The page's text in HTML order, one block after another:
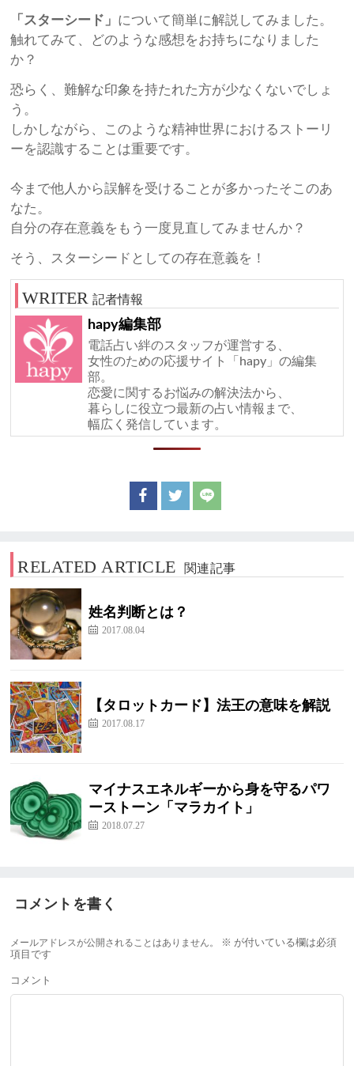
「スターシード」 について簡単に解説してみました。
触れてみて、どのような感想をお持ちになりました
か？
恐らく、難解な印象を持たれた方が少なくないでしょ
う。
しかしながら、このような精神世界におけるストーリ
ーを認識することは重要です。
今まで他人から誤解を受けることが多かったそこのあ
なた。
自分の存在意義をもう一度見直してみませんか？
そう、スターシードとしての存在意義を！
記者情報
hapy編集部
電話占い絆のスタッフが運営する、
女性のための応援サイト「hapy」の編集
部。
恋愛に関するお悩みの解決法から、
暮らしに役立つ最新の占い情報まで、
幅広く発信しています。
RELATED ARTICLE 関連記事
姓名判断とは？
2017.08.04
【タロットカード】法王の意味を解説
2017.08.17
マイナスエネルギーから身を守るパワ
ーストーン「マラカイト」
2018.07.27
コメントを書く
メールアドレスが公開されることはありません。 ※ が付いている欄は必須
項目です
コメント